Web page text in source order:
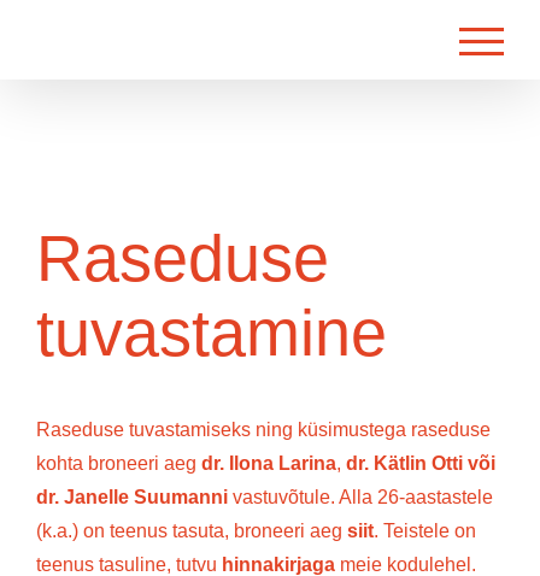
Raseduse
tuvastamine
Raseduse tuvastamiseks ning küsimustega raseduse
kohta broneeri aeg dr. Ilona Larina, dr. Kätlin Ottivõi
dr. Janelle Suumannivastuvõtule. Alla 26-aastastele
(k.a.) on teenus tasuta, broneeri aeg siit. Teistele on
teenus tasuline, tutvu hinnakirjagameie kodulehel.